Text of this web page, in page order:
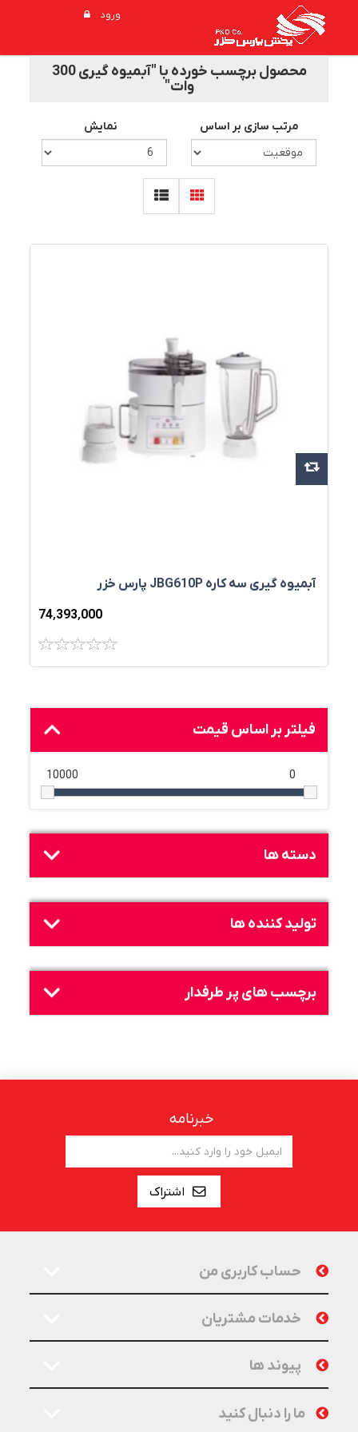
ورود
محصول برچسب خورده با "آبمیوه گیری 300
وات"
مرتب سازی بر اساس نمایش
آبميوه گيری سه کاره JBG610P پارس خزر
74٬393٬000
فیلتر بر اساس قیمت
0
10000
دسته ها
تولید کننده ها
برچسب های پر طرفدار
خبرنامه
اشتراک
حساب کاربری من
خدمات مشتریان
پیوند ها
ما را دنبال کنید